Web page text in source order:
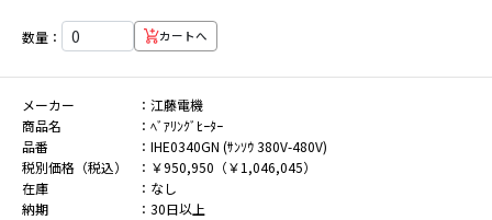
数量： カートへ
メーカー
江藤電機
商品名
ﾍﾞｱﾘﾝｸﾞﾋｰﾀｰ
品番
IHE0340GN (ｻﾝｿｳ 380V-480V)
税別価格（税込）
￥950,950（￥1,046,045）
在庫
なし
納期
30日以上